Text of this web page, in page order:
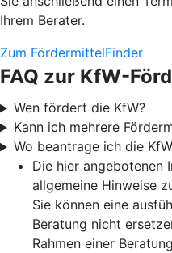
Ihrem Berater.
Zum FördermittelFinder
FAQ zur KfW-
Wen fördert die KfW?
Kann ich mehrere
Wo beantrage ich die
Die hier angebotenen
allgemeine Hinweise
Sie können eine
Beratung nicht
Rahmen einer